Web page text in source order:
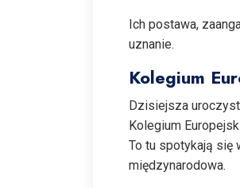
Ich postawa,
uznanie.
Kolegium
Dzisiejsza
Kolegium
To tu spotykają się
międzynarodowa.